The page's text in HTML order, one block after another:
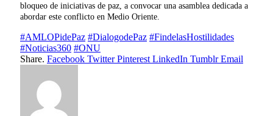
bloqueo de iniciativas de paz, a convocar una asamblea dedicada a
abordar este conflicto en Medio Oriente.
#AMLOPidePaz #DialogodePaz #FindelasHostilidades
#Noticias360 #ONU
Share. Facebook Twitter Pinterest LinkedIn Tumblr Email